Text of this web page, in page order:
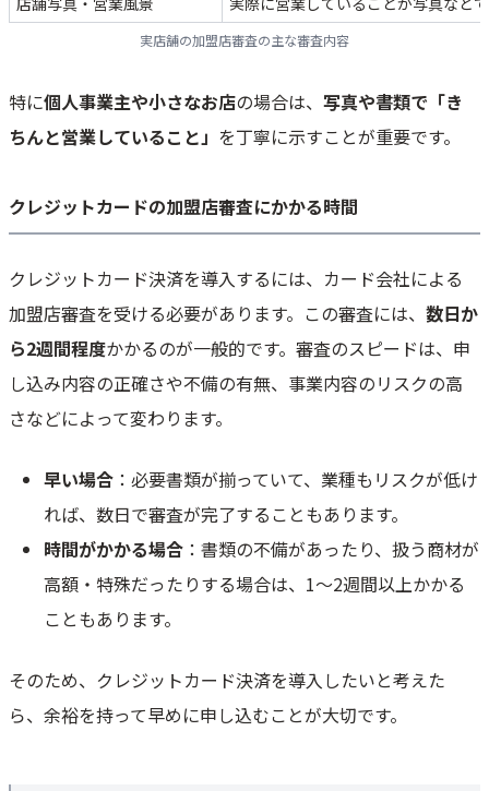
実店舗の加盟店審査の主な審査内容
特に個人事業主や小さなお店の場合は、 写真や書類で「き
ちんと営業していること」 を丁寧に示すことが重要です。
クレジットカードの加盟店審査にかかる時間
クレジットカード決済を導入するには、カード会社による
加盟店審査を受ける必要があります。この審査には、 数日か
ら2週間程度かかるのが一般的です。審査のスピードは、申
し込み内容の正確さや不備の有無、事業内容のリスクの高
さなどによって変わります。
早い場合 ：必要書類が揃っていて、業種もリスクが低け
れば、数日で審査が完了することもあります。
時間がかかる場合 ：書類の不備があったり、扱う商材が
高額・特殊だったりする場合は、1〜2週間以上かかる
こともあります。
そのため、クレジットカード決済を導入したいと考えた
ら、余裕を持って早めに申し込むことが大切です。